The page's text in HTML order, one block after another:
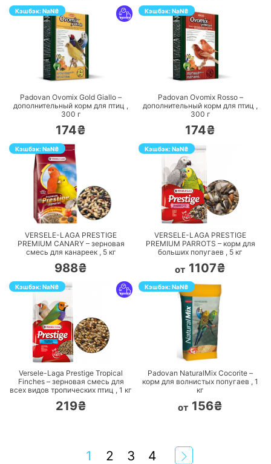
Кэшбэк:NaN₴
ПЕРЕЙТИ
Padovan Ovomix Gold Giallo –
дополнительный корм для птиц ,
300 г
174₴
Кэшбэк:NaN₴
ПЕРЕЙТИ
Padovan Ovomix Rosso –
дополнительный корм для птиц ,
300 г
174₴
Кэшбэк:NaN₴
ПЕРЕЙТИ
VERSELE-LAGA PRESTIGE
PREMIUM CANARY – зерновая
смесь для канареек , 5кг
988₴
Кэшбэк:NaN₴
ПЕРЕЙТИ
VERSELE-LAGA PRESTIGE
PREMIUM PARROTS – корм для
больших попугаев , 5 кг
от 1107₴
Кэшбэк:NaN₴
ПЕРЕЙТИ
Versele-Laga Prestige Tropical
Finches – зерновая смесь для
всех видов тропических птиц , 1 кг
219₴
Кэшбэк:NaN₴
ПЕРЕЙТИ
Padovan NaturalMix Сocorite –
корм для волнистых попугаев , 1
кг
от 156₴
1 2 3 4